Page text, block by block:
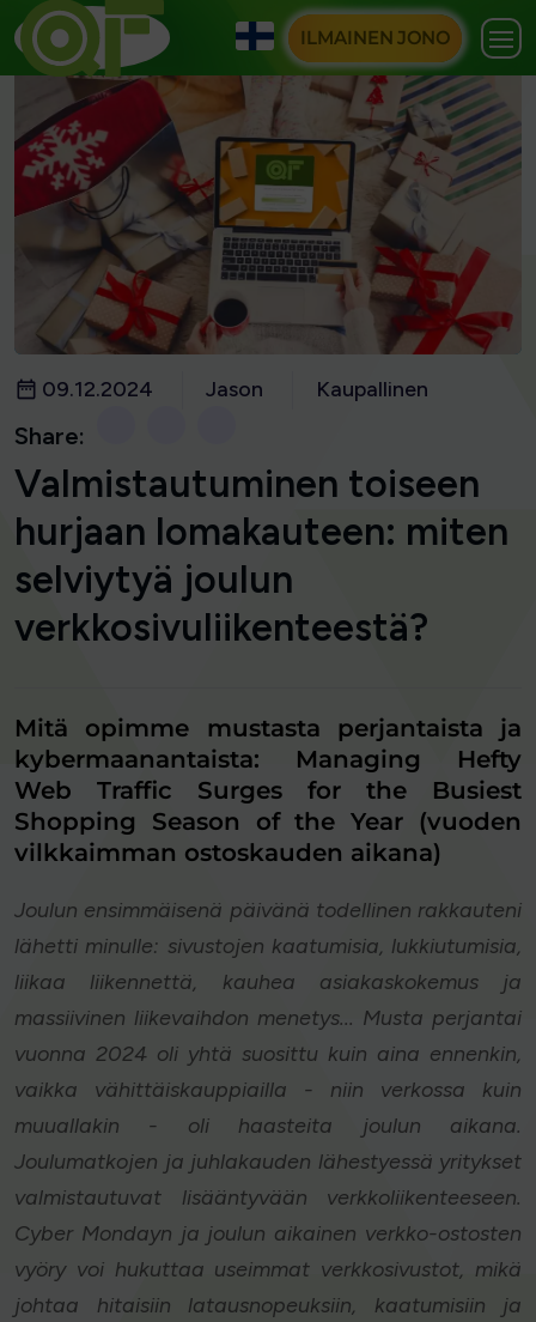
ILMAINEN JONO
09.12.2024 Jason Kaupallinen
Share:
Valmistautuminen toiseen
hurjaan lomakauteen: miten
selviytyä joulun
verkkosivuliikenteestä?
Mitä opimme mustasta perjantaista ja
kybermaanantaista: Managing Hefty
Web Traffic Surges for the Busiest
Shopping Season of the Year (vuoden
vilkkaimman ostoskauden aikana)
Joulun ensimmäisenä päivänä todellinen rakkauteni
lähetti minulle: sivustojen kaatumisia, lukkiutumisia,
liikaa liikennettä, kauhea asiakaskokemus ja
massiivinen liikevaihdon menetys... Musta perjantai
vuonna 2024 oli yhtä suosittu kuin aina ennenkin,
vaikka vähittäiskauppiailla - niin verkossa kuin
muuallakin - oli haasteita joulun aikana.
Joulumatkojen ja juhlakauden lähestyessä yritykset
valmistautuvat lisääntyvään verkkoliikenteeseen.
Cyber Mondayn ja joulun aikainen verkko-ostosten
vyöry voi hukuttaa useimmat verkkosivustot, mikä
johtaa hitaisiin latausnopeuksiin, kaatumisiin ja